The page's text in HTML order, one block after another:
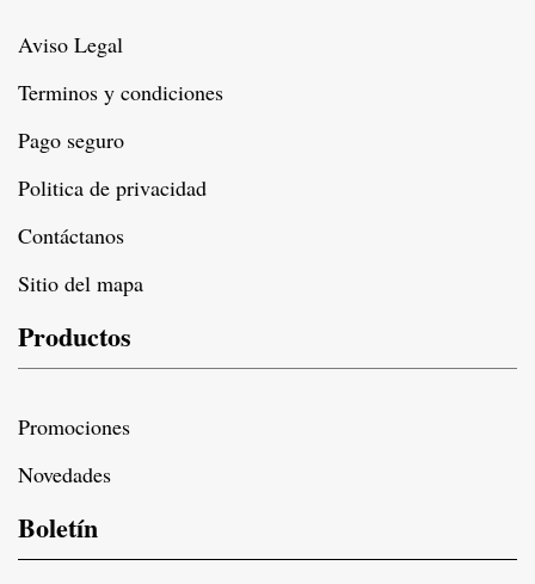
Aviso Legal
Terminos y condiciones
Pago seguro
Politica de privacidad
Contáctanos
Sitio del mapa
Productos
Promociones
Novedades
Boletín